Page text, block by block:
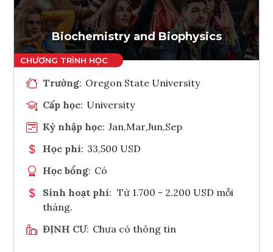
Tham vấn Interlink
Biochemistry and Biophysics
Trường: Oregon State University
Cấp học: University
Kỳ nhập học: Jan,Mar,Jun,Sep
Học phí: 33,500 USD
Học bổng: Có
Sinh hoạt phí: Từ 1.700 - 2.200 USD mỗi
tháng.
ĐỊNH CƯ: Chưa có thông tin